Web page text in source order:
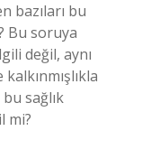
bazıları bu
Bu soruya
değil, aynı
sağlık
mi?